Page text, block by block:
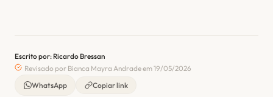
Escrito por: Ricardo Bressan
Revisado por Bianca Mayra Andrade em 19/05/2026
WhatsApp
Copiar link